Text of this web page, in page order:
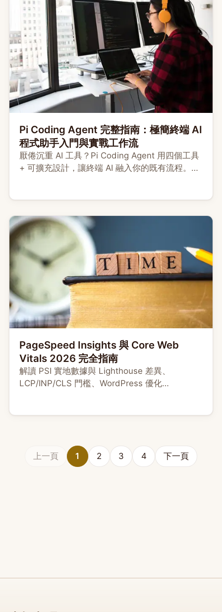
Pi Coding Agent 完整指南：極簡終端 AI
程式助手入門與實戰工作流
厭倦沉重 AI 工具？Pi Coding Agent 用四個工具
+ 可擴充設計，讓終端 AI 融入你的既有流程。含
PageSpeed Insights 與 Core Web
Vitals 2026 完全指南
解讀 PSI 實地數據與 Lighthouse 差異、
LCP/INP/CLS 門檻、WordPress 優化
上一頁 1 2 3 4 下一頁